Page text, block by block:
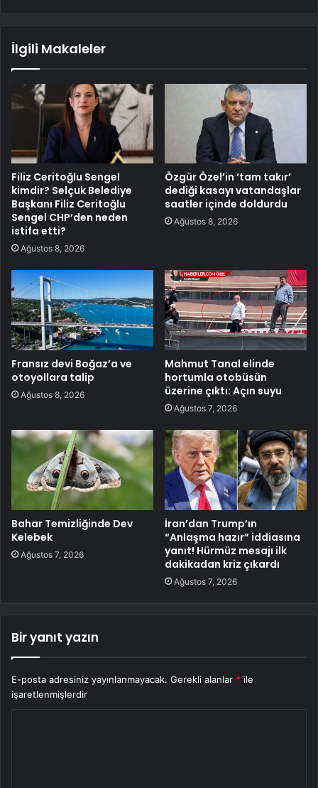
İlgili Makaleler
Filiz Ceritoğlu Sengel
kimdir? Selçuk Belediye
Başkanı Filiz Ceritoğlu
Sengel CHP’den neden
istifa etti?
Ağustos 8, 2026
Özgür Özel’in ‘tam takır’
dediği kasayı vatandaşlar
saatler içinde doldurdu
Ağustos 8, 2026
Fransız devi Boğaz’a ve
otoyollara talip
Ağustos 8, 2026
Mahmut Tanal elinde
hortumla otobüsün
üzerine çıktı: Açın suyu
Ağustos 7, 2026
Bahar Temizliğinde Dev
Kelebek
Ağustos 7, 2026
İran’dan Trump’ın
“Anlaşma hazır” iddiasına
yanıt! Hürmüz mesajı ilk
dakikadan kriz çıkardı
Ağustos 7, 2026
Bir yanıt yazın
E-posta adresiniz yayınlanmayacak. Gerekli alanlar * ile
işaretlenmişlerdir